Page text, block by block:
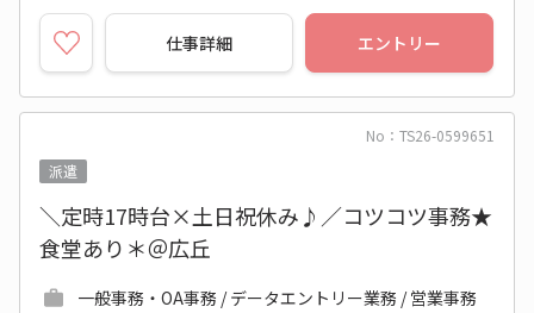
仕事詳細 エントリー
No：TS26-0599651
派遣
＼定時17時台×土日祝休み♪／コツコツ事務★
食堂あり＊＠広丘
一般事務・OA事務 / データエントリー業務 / 営業事務